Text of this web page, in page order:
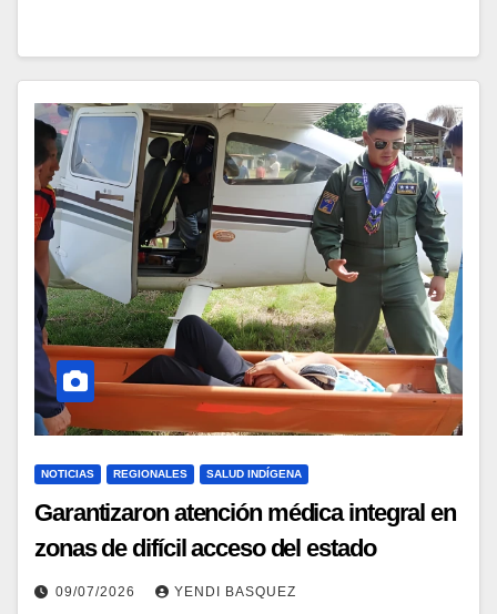
NOTICIAS REGIONALES SALUD INDÍGENA
Garantizaron atención médica integral en
zonas de difícil acceso del estado
Amazonas
09/07/2026 YENDI BASQUEZ